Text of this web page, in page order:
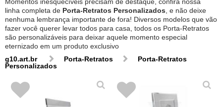
linha completa de Porta-Retratos Personalizados , e não deixe
nenhuma lembrança importante de fora! Diversos modelos que vão
fazer você querer levar todos para casa, todos os Porta-Retratos
são personalizáveis para deixar aquele momento especial
eternizado em um produto exclusivo
g10.art.br
Porta-Retratos
Porta-Retratos
Personalizados